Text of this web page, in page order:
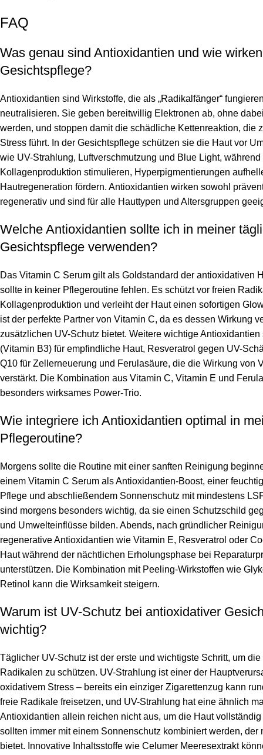
FAQ
Was genau sind Antioxidantien und wie
Gesichtspflege?
Antioxidantien sind Wirkstoffe, die als „Radikalfänger“
neutralisieren. Sie geben bereitwillig Elektronen ab, ohne
werden, und stoppen damit die schädliche Kettenreaktion, die
Stress führt. In der Gesichtspflege schützen sie die Haut vor
wie UV-Strahlung, Luftverschmutzung und Blue Light,
Kollagenproduktion stimulieren, Hyperpigmentierungen
Hautregeneration fördern. Antioxidantien wirken sowohl
regenerativ und sind für alle Hauttypen und Altersgruppen
Welche Antioxidantien sollte ich in meiner
Gesichtspflege verwenden?
Das Vitamin C Serum gilt als Goldstandard der antioxidativen
sollte in keiner Pflegeroutine fehlen. Es schützt vor freien
Kollagenproduktion und verleiht der Haut einen sofortigen
ist der perfekte Partner von Vitamin C, da es dessen Wirkung
zusätzlichen UV-Schutz bietet. Weitere wichtige
(Vitamin B3) für empfindliche Haut, Resveratrol gegen UV-
Q10 für Zellerneuerung und Ferulasäure, die die Wirkung von
verstärkt. Die Kombination aus Vitamin C, Vitamin E und
besonders wirksames Power-Trio.
Wie integriere ich Antioxidantien optimal in
Pflegeroutine?
Morgens sollte die Routine mit einer sanften Reinigung
einem Vitamin C Serum als Antioxidantien-Boost, einer
Pflege und abschließendem Sonnenschutz mit mindestens
sind morgens besonders wichtig, da sie einen Schutzschild
und Umwelteinflüsse bilden. Abends, nach gründlicher
regenerative Antioxidantien wie Vitamin E, Resveratrol oder
Haut während der nächtlichen Erholungsphase bei
unterstützen. Die Kombination mit Peeling-Wirkstoffen wie
Retinol kann die Wirksamkeit steigern.
Warum ist UV-Schutz bei antioxidativer
wichtig?
Täglicher UV-Schutz ist der erste und wichtigste Schritt, um
Radikalen zu schützen. UV-Strahlung ist einer der
oxidativem Stress – bereits ein einziger Zigarettenzug kann
freie Radikale freisetzen, und UV-Strahlung hat eine ähnlich
Antioxidantien allein reichen nicht aus, um die Haut
sollten immer mit einem Sonnenschutz kombiniert werden, der
bietet. Innovative Inhaltsstoffe wie Celumer Meeresextrakt